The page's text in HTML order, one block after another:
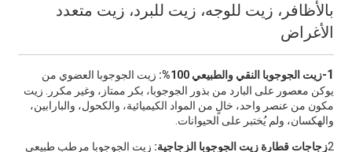
بالأظافر، زيت للوجه، زيت للبرد، زيت متعدد
الأغراض
1- زيت الجوجوبا النقي والطبيعي 100%:
زيت الجوجوبا العضوي من
يوكن معصور على البارد من بذور الجوجوبا، بكر ممتاز، وغير مكرر. زيت
مكون من عنصر واحد، خالٍ من المواد الكيميائية، والكحول، والبارابين،
والهكسان، ولم يُختبر على الحيوانات.
2زجاجات قطارة زيت الجوجوبا الزجاجية: زيت الجوجوبا مرطب طبيعي